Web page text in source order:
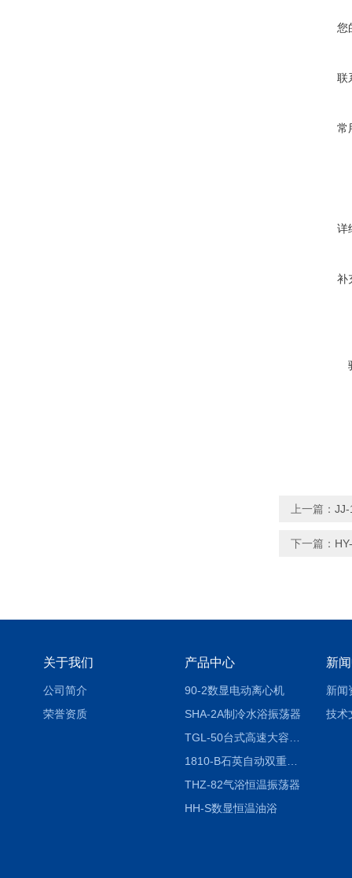
您
联
常
详
补
上一篇： JJ-
下一篇：
关于我们
公司简介
荣誉资质
产品中心
90-2数显电动离心机
SHA-2A制冷水浴振荡器
1810-B石英自动双重纯水蒸馏水器
THZ-82气浴恒温振荡器
HH-S数显恒温油浴
新
新闻
技术